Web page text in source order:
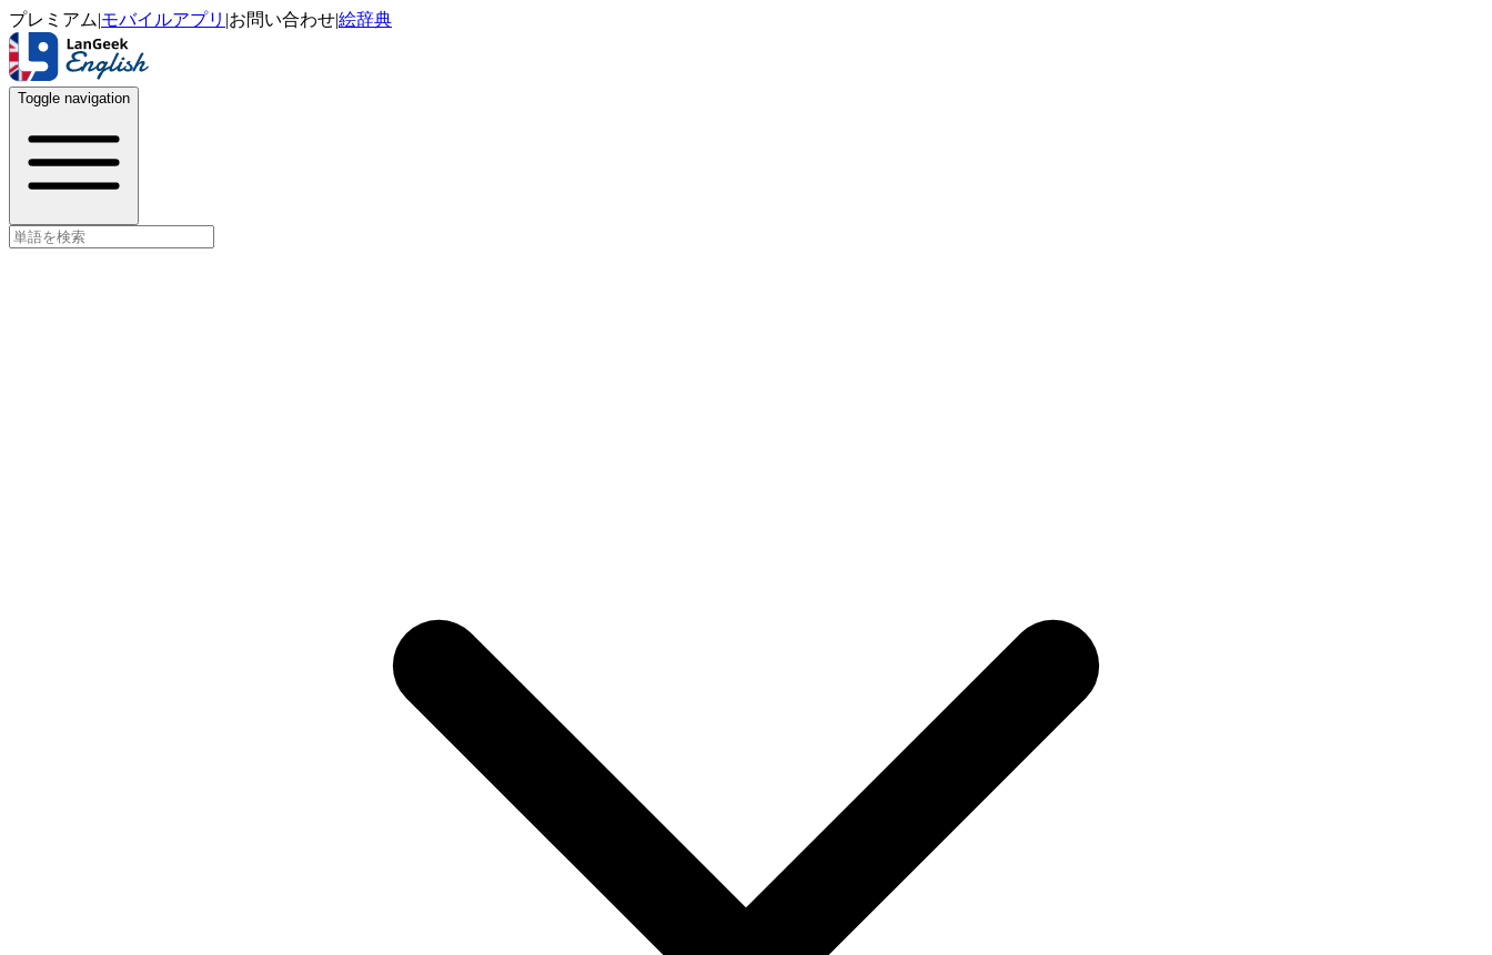
プレミアム|モバイルアプリ |お問い合わせ|絵辞典
Toggle navigation